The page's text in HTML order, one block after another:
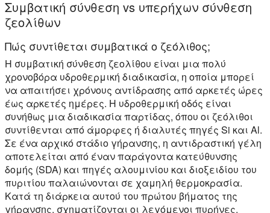
Συμβατική σύνθεση vs υπερήχων σύνθεση
ζεολίθων
Πώς συντίθεται συμβατικά ο ζεόλιθος;
Η συμβατική σύνθεση ζεολίθου είναι μια πολύ
χρονοβόρα υδροθερμική διαδικασία, η οποία μπορεί
να απαιτήσει χρόνους αντίδρασης από αρκετές ώρες
έως αρκετές ημέρες. Η υδροθερμική οδός είναι
συνήθως μια διαδικασία παρτίδας, όπου οι ζεόλιθοι
συντίθενται από άμορφες ή διαλυτές πηγές Si και Al.
Σε ένα αρχικό στάδιο γήρανσης, η αντιδραστική γέλη
αποτελείται από έναν παράγοντα κατεύθυνσης
δομής (SDA) και πηγές αλουμινίου και διοξειδίου του
πυριτίου παλαιώνονται σε χαμηλή θερμοκρασία.
Κατά τη διάρκεια αυτού του πρώτου βήματος της
γήρανσης, σχηματίζονται οι λεγόμενοι πυρήνες.